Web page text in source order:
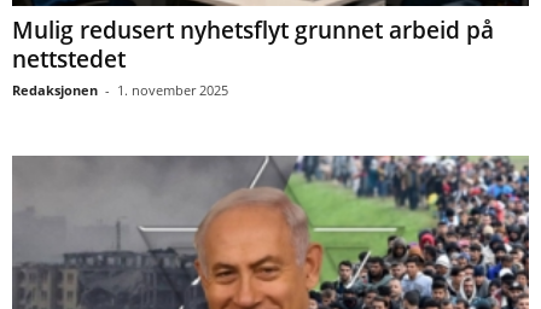
Mulig redusert nyhetsflyt grunnet arbeid på
nettstedet
Redaksjonen - 1. november 2025